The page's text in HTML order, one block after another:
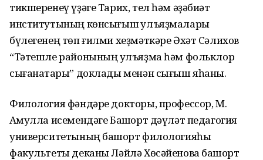
тикшеренеү үҙәге Тарих, тел һәм әҙәбиәт
институтының көнсығыш ҡулъяҙмалары
бүлегенең төп ғилми хеҙмәткәре Әхәт Сәлихов
“Тәтешле районының ҡулъяҙма һәм фольклор
сығанаҡтары” доклады менән сығыш яһаны.
Филология фәндәре докторы, профессор, М.
Аҡмулла исемендәге Башҡорт дәүләт педагогия
университетының башҡорт филологияһы
факультеты деканы Ләйлә Хөсәйенова башҡорт